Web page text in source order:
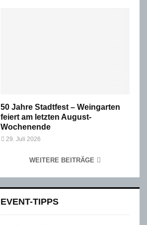
50 Jahre Stadtfest – Weingarten
feiert am letzten August-
Wochenende
29. Juli 2026
WEITERE BEITRÄGE
EVENT-TIPPS